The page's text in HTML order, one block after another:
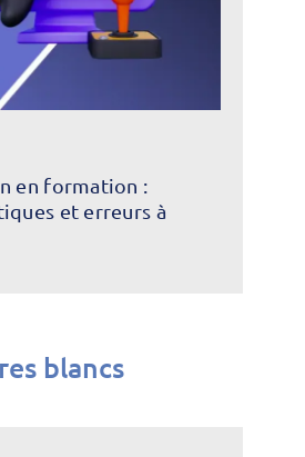
en formation :
et erreurs à
blancs